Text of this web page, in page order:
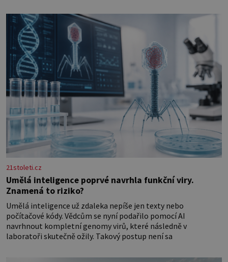
známý analogový počítač na světě. Přesto ani po více než sto
letech výzkumu
21stoleti.cz
Umělá inteligence poprvé navrhla funkční viry.
Znamená to riziko?
Umělá inteligence už zdaleka nepíše jen texty nebo
počítačové kódy. Vědcům se nyní podařilo pomocí AI
navrhnout kompletní genomy virů, které následně v
laboratoři skutečně ožily. Takový postup není sa